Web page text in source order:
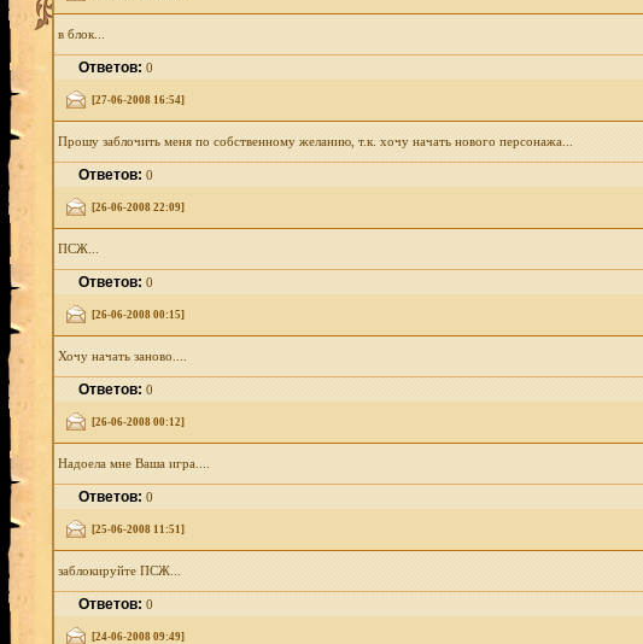
в блок...
Ответов:0
[27-06-2008 16:54]
Прошу заблочить меня по собственному желанию, т.к. хочу начать нового персонажа...
Ответов:0
[26-06-2008 22:09]
ПСЖ...
Ответов:0
[26-06-2008 00:15]
Хочу начать заново....
Ответов:0
[26-06-2008 00:12]
Надоела мне Ваша игра....
Ответов:0
[25-06-2008 11:51]
заблокируйте ПСЖ...
Ответов:0
[24-06-2008 09:49]